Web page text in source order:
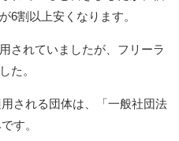
6割以上安くなります。
されていましたが、フリーラ
た。
される団体は、「一般社団法
す。